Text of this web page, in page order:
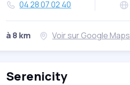
04 28 07 02 40
à 8 km Voir sur Google Maps
Serenicity